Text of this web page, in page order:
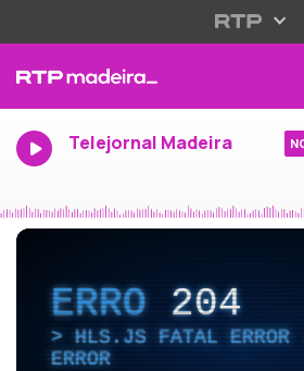
Telejornal Madeira
ERRO204
HLS.JS FATAL ERROR
ERROR